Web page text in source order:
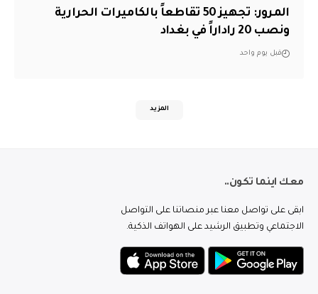
المرور: تجهيز 50 تقاطعاً بالكاميرات الحرارية
ونصب 20 راداراً في بغداد
قبل يوم واحد
المزيد
معك اينما تكون..
ابقى على تواصل معنا عبر منصاتنا على التواصل
الاجتماعي وتطبيق الرشيد على الهواتف الذكية.